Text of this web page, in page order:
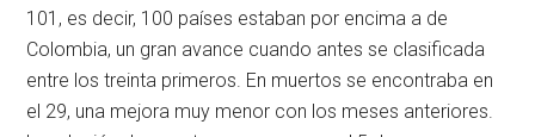
101, es decir, 100 países estaban por encima a de
Colombia, un gran avance cuando antes se clasificada
entre los treinta primeros. En muertos se encontraba en
el 29, una mejora muy menor con los meses anteriores.